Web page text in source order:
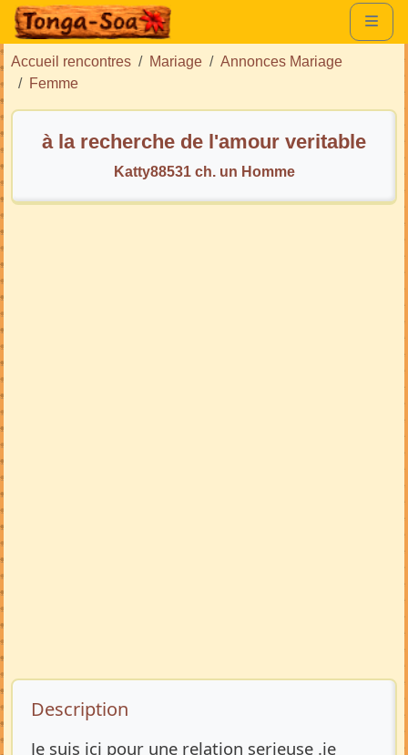
Accueil rencontres Mariage
Annonces Mariage
Femme
à la recherche de l'amour veritable
Katty88531 ch. un Homme
Description de l’annonce
Description
Je suis ici pour une relation serieuse .je